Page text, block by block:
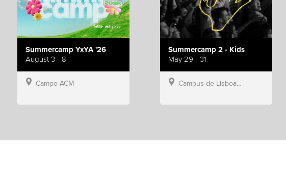
Summercamp YxYA '26
August 3 - 8
Campo ACM
Summercamp 2 - Kids
May 29 - 31
Campus de Lisboa, Hillsong Portugal